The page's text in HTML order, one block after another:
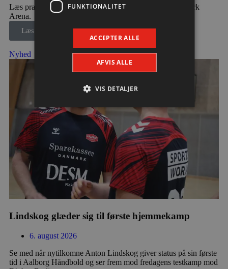
Læs praktisk info til aftenens kamp i Sparekassen Danmark
Arena.
Læs mere
Nyhed
Lindskog glæder sig til første hjemmekamp
6. august 2026
Se med når nytilkomne Anton Lindskog giver status på sin første
tid i Aalborg Håndbold og ser frem mod fredagens testkamp mod
FUNKTIONALITET
ACCEPTER ALLE
AFVIS ALLE
VIS DETALJER
Absolut nødvendige
Ydeevne
Målretning
Funktionalitet
Absolut nødvendige cookies muliggør
hjemmesidens grundlæggende funktionalitet
såsom brugerlogin og kontoadministration.
Hjemmesiden kan ikke bruges korrekt uden de
absolut nødvendige cookies.
/dyna-.*/i
.aalborghaandbold.dk
_dcid
Google
.aalborghaandbold.dk
1 år